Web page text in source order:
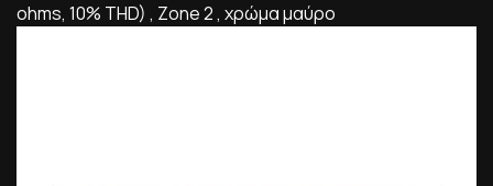
ohms, 10% THD) , Zone 2 , χρώμα μαύρο